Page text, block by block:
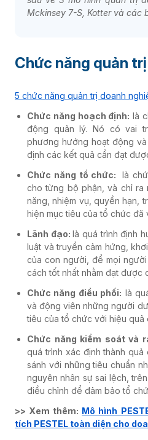
Mckinsey 7-S, Kotter và các
Chức năng quản
5 chức năng quản trị doanh
Chức năng hoạch định: là
động quản lý. Nó có vai
phương hướng hoạt động
định các kết quả cần đạt
Chức năng tổ chức:là
cho từng bộ phận, và chỉ ra
năng, nhiệm vụ, quyền hạn,
hiện mục tiêu của tổ chức đã
Lãnh đạo:là quá trình định
luật và truyền cảm hứng,
của con người, để mọi
cách tốt nhất nhằm đạt được
Chức năng điều phối: là
và động viên những người
tiêu của tổ chức với hiệu quả
Chức năng kiểm soát và
quá trình xác định thành
sánh với những tiêu chuẩn
nguyên nhân sự sai lệch,
điều chỉnh để đảm bảo tổ
>> Xem thêm: Mô hình
tích PESTEL toàn diện cho